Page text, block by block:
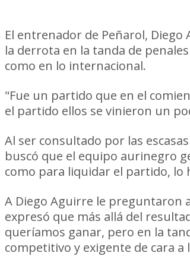
El entrenador de Peñarol,
la derrota en la tanda de
como en lo internacional.
"Fue un partido que en el
el partido ellos se vinieron un
Al ser consultado por las
buscó que el equipo aurinegro
como para liquidar el partido, lo
A Diego Aguirre le preguntaron
expresó que más allá del
queríamos ganar, pero en la
competitivo y exigente de cara